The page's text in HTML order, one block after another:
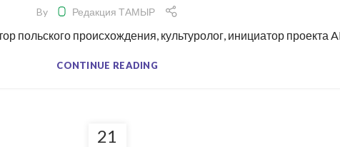
By Редакция ТАМЫР
польского происхождения, культуролог, инициатор проекта
CONTINUE READING
21